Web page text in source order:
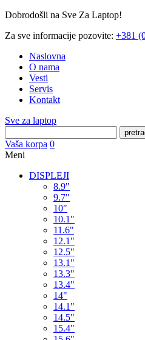
Dobrodošli na Sve Za Laptop!
Za sve informacije pozovite: +381
Naslovna
O nama
Vesti
Servis
Kontakt
Sve za laptop
Vaša korpa 0
Meni
DISPLEJI
8.9"
9.7"
10"
10.1"
11.6"
12.1"
12.5"
13.1"
13.3"
13.4"
14"
14.1"
14.5"
15.4"